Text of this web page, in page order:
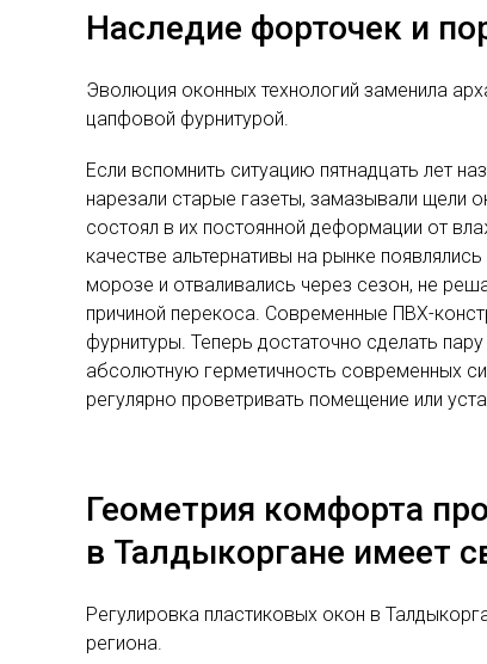
Наследие форточек и
Эволюция оконных технологий заменила
цапфовой фурнитурой.
Если вспомнить ситуацию пятнадцать лет
нарезали старые газеты, замазывали щели
состоял в их постоянной деформации от
качестве альтернативы на рынке
морозе и отваливались через сезон, не
причиной перекоса. Современные ПВХ-
фурнитуры. Теперь достаточно сделать
абсолютную герметичность современных
регулярно проветривать помещение или
Геометрия комфорта
в Талдыкоргане имеет
Регулировка пластиковых окон в
региона.